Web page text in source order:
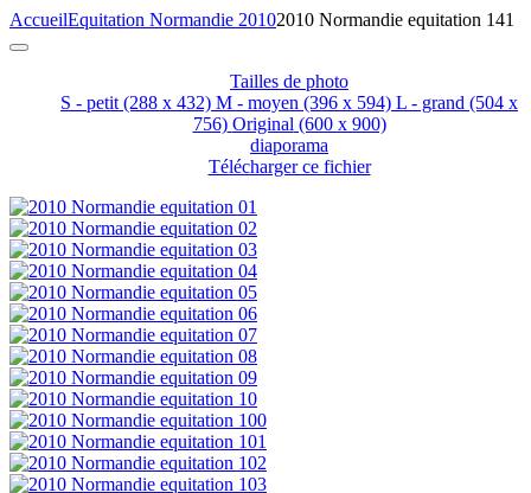
AccueilEquitation Normandie 20102010 Normandie equitation 141
Tailles de photo
S - petit (288 x 432) M - moyen (396 x 594) L - grand (504 x
756) Original (600 x 900)
diaporama
Télécharger ce fichier